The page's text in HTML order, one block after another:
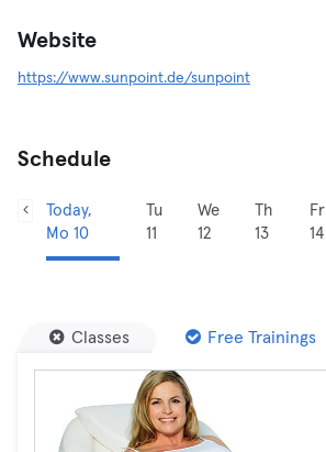
Website
https://www.sunpoint.de/sunpoint
Schedule
Today,
Mo 10
Tu
11
We
12
Th
13
Fr
14
Classes Free Trainings